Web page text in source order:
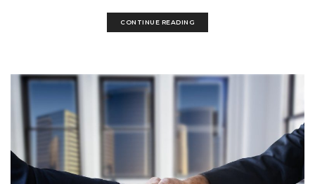
CONTINUE READING